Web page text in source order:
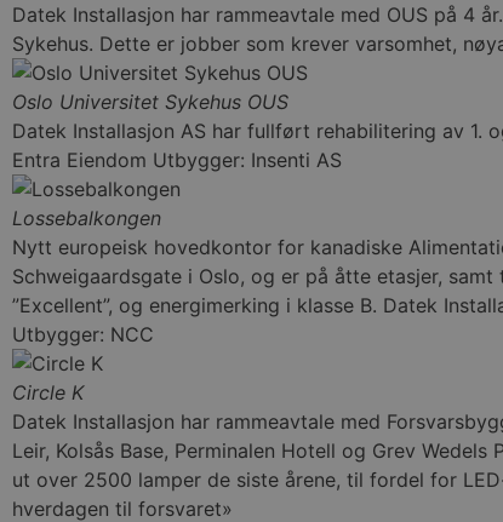
Datek Installasjon har rammeavtale med OUS på 4
Sykehus. Dette er jobber som krever varsomhet,
Oslo Universitet Sykehus OUS
Datek Installasjon AS har fullført rehabilitering av 1.
Entra Eiendom Utbygger: Insenti AS
Lossebalkongen
Nytt europeisk hovedkontor for kanadiske
Schweigaardsgate i Oslo, og er på åtte etasjer,
”Excellent”, og energimerking i klasse B. Datek
Utbygger: NCC
Circle K
Datek Installasjon har rammeavtale med
Leir, Kolsås Base, Perminalen Hotell og Grev
ut over 2500 lamper de siste årene, til fordel for
hverdagen til forsvaret»